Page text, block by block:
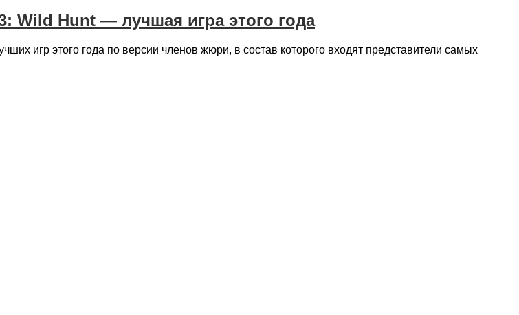
Wild Hunt — лучшая игра этого года
игр этого года по версии членов жюри, в состав которого входят представители самых